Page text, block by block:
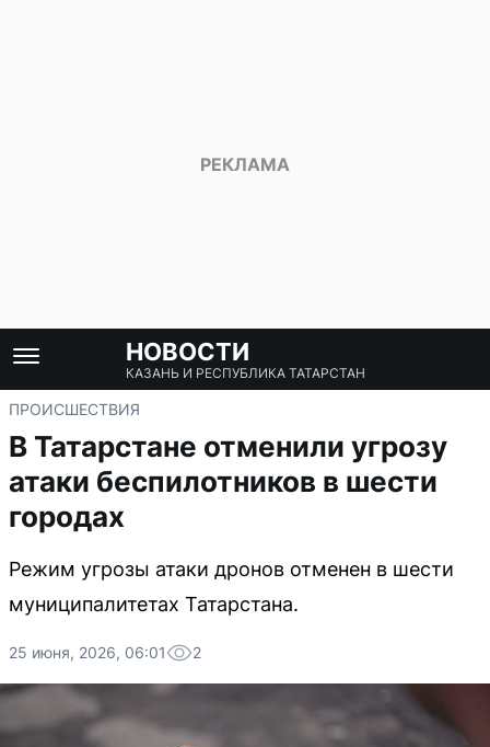
НОВОСТИ
КАЗАНЬ И РЕСПУБЛИКА ТАТАРСТАН
ПРОИСШЕСТВИЯ
В Татарстане отменили угрозу
атаки беспилотников в шести
городах
Режим угрозы атаки дронов отменен в шести
муниципалитетах Татарстана.
25 июня, 2026, 06:01 2